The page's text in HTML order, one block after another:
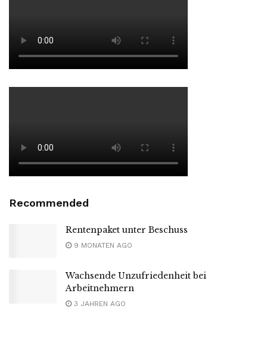
Recommended
Rentenpaket unter Beschuss
9 MONATEN AGO
Wachsende Unzufriedenheit bei
Arbeitnehmern
3 JAHREN AGO